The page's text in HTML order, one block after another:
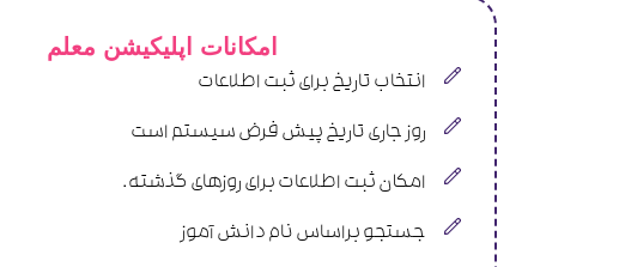
امکانات اپلیکیشن معلم
انتخاب تاریخ برای ثبت اطلاعات
روز جاری تاریخ پیش فرض سیستم است
امکان ثبت اطلاعات برای روزهای گذشته.
جستجو براساس نام دانش آموز